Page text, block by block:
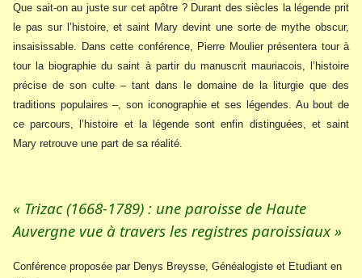
Que sait-on au juste sur cet apôtre ? Durant des siècles la légende prit
le pas sur l’histoire, et saint Mary devint une sorte de mythe obscur,
insaisissable. Dans cette conférence, Pierre Moulier présentera tour à
tour la biographie du saint à partir du manuscrit mauriacois, l’histoire
précise de son culte – tant dans le domaine de la liturgie que des
traditions populaires –, son iconographie et ses légendes. Au bout de
ce parcours, l’histoire et la légende sont enfin distinguées, et saint
Mary retrouve une part de sa réalité.
« Trizac (1668-1789) : une paroisse de Haute
Auvergne vue à travers les registres paroissiaux »
Conférence proposée par Denys Breysse, Généalogiste et Etudiant en